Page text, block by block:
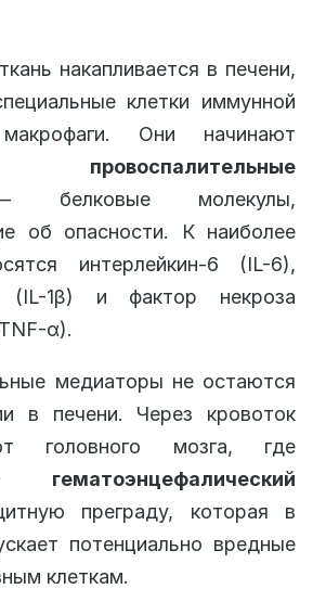
накапливается в печени,
клетки иммунной
Они начинают
провоспалительные
молекулы,
об опасности. К наиболее
интерлейкин-6 (IL-6),
(IL-1β) и фактор некроза
α).
медиаторы не остаются
в печени. Через кровоток
головного мозга, где
гематоэнцефалический
преграду, которая в
потенциально вредные
клеткам.